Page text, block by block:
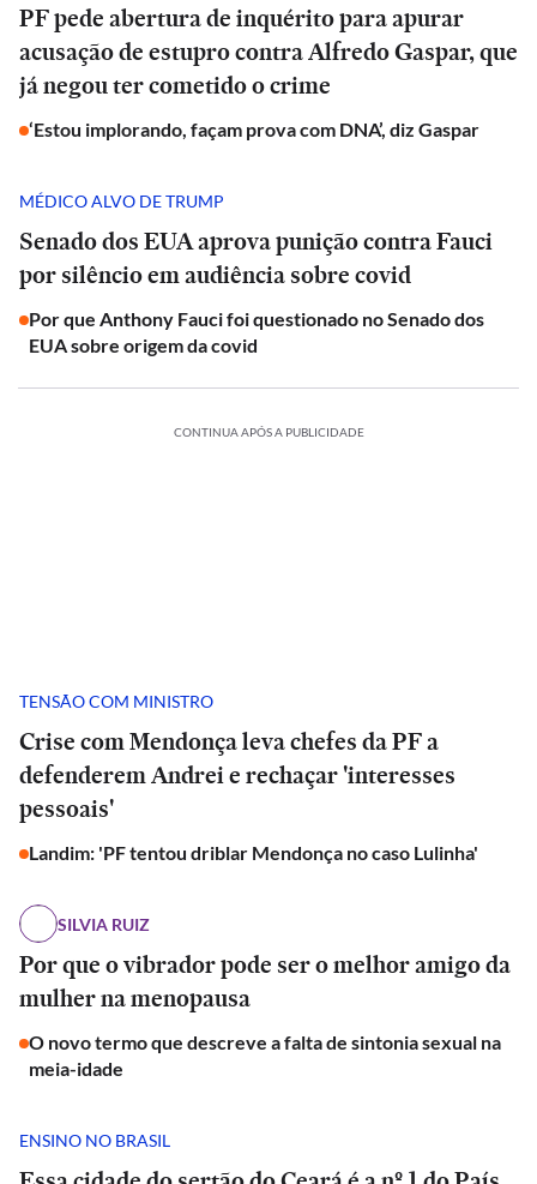
PF pede abertura de inquérito para apurar
acusação de estupro contra Alfredo Gaspar, que
já negou ter cometido o crime
‘Estou implorando, façam prova com DNA’, diz Gaspar
MÉDICO ALVO DE TRUMP
Senado dos EUA aprova punição contra Fauci
por silêncio em audiência sobre covid
Por que Anthony Fauci foi questionado no Senado dos
EUA sobre origem da covid
CONTINUA APÓS A PUBLICIDADE
TENSÃO COM MINISTRO
Crise com Mendonça leva chefes da PF a
defenderem Andrei e rechaçar 'interesses
pessoais'
Landim: 'PF tentou driblar Mendonça no caso Lulinha'
SILVIA RUIZ
Por que o vibrador pode ser o melhor amigo da
mulher na menopausa
O novo termo que descreve a falta de sintonia sexual na
meia-idade
ENSINO NO BRASIL